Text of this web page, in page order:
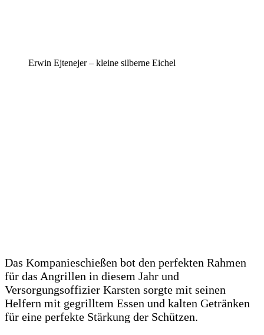
Erwin Ejtenejer – kleine silberne Eichel
Das Kompanieschießen bot den perfekten Rahmen
für das Angrillen in diesem Jahr und
Versorgungsoffizier Karsten sorgte mit seinen
Helfern mit gegrilltem Essen und kalten Getränken
für eine perfekte Stärkung der Schützen.